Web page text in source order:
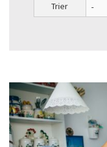
LE PLAISIR D’UN
TROP
Trier